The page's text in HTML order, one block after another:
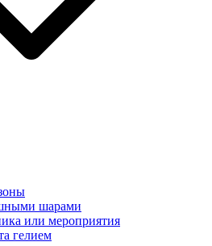
шарами
или мероприятия
гелием